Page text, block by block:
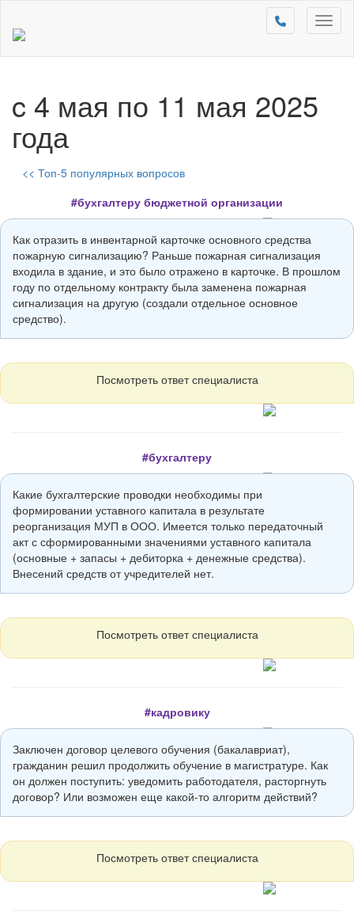
c 4 мая по 11 мая 2025
года
<< Топ-5 популярных вопросов
#бухгалтеру бюджетной организации
Как отразить в инвентарной карточке основного средства
пожарную сигнализацию? Раньше пожарная сигнализация
входила в здание, и это было отражено в карточке. В прошлом
году по отдельному контракту была заменена пожарная
сигнализация на другую (создали отдельное основное
средство).
Посмотреть ответ специалиста
#бухгалтеру
Какие бухгалтерские проводки необходимы при
формировании уставного капитала в результате
реорганизация МУП в ООО. Имеется только передаточный
акт с сформированными значениями уставного капитала
(основные + запасы + дебиторка + денежные средства).
Внесений средств от учредителей нет.
Посмотреть ответ специалиста
#кадровику
Заключен договор целевого обучения (бакалавриат),
гражданин решил продолжить обучение в магистратуре. Как
он должен поступить: уведомить работодателя, расторгнуть
договор? Или возможен еще какой-то алгоритм действий?
Посмотреть ответ специалиста